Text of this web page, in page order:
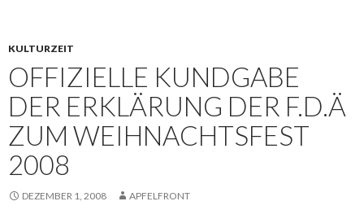
KULTURZEIT
OFFIZIELLE KUNDGABE
DER ERKLÄRUNG DER F.D.Ä
ZUM WEIHNACHTSFEST
2008
DEZEMBER 1, 2008 APFELFRONT